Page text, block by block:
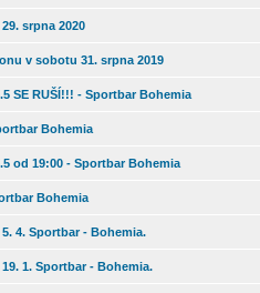
srpna 2020
v sobotu 31. srpna 2019
SE RUŠÍ!!! - Sportbar Bohemia
Bohemia
od 19:00 - Sportbar Bohemia
Bohemia
4. Sportbar - Bohemia.
1. Sportbar - Bohemia.